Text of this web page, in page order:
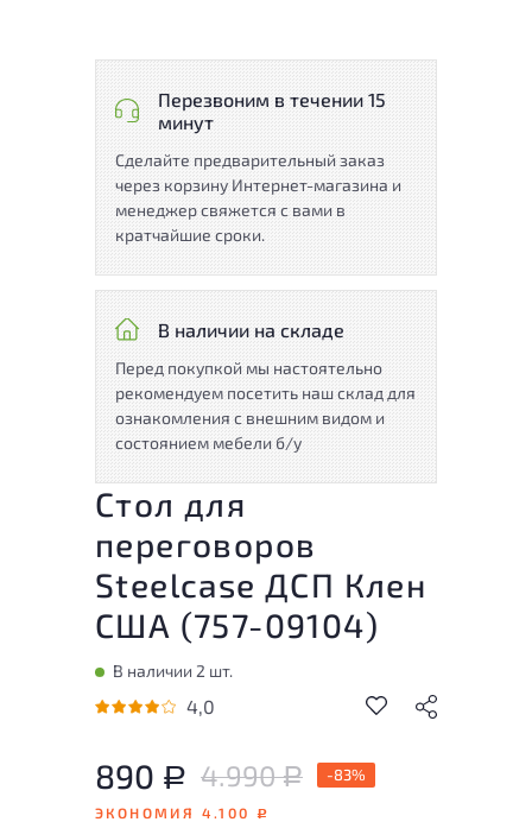
Перезвоним в течении 15
минут
Сделайте предварительный заказ
через корзину Интернет-магазина и
менеджер свяжется с вами в
кратчайшие сроки.
В наличии на складе
Перед покупкой мы настоятельно
рекомендуем посетить наш склад для
ознакомления с внешним видом и
состоянием мебели б/у
Стол для
переговоров
Steelcase ДСП Клен
США (757-09104)
В наличии 2 шт.
4,0
890 Р 4.990Р -83%
ЭКОНОМИЯ 4.100 Р